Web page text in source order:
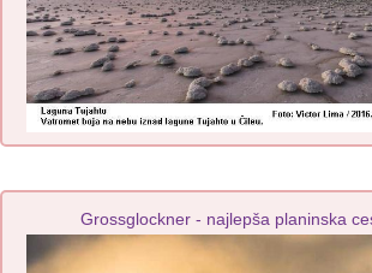
Grossglockner - najlepša planinska